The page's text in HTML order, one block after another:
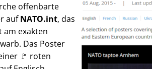
offenbarte
aufNATO.int, das
am exakten
Das Poster
🚩 roten